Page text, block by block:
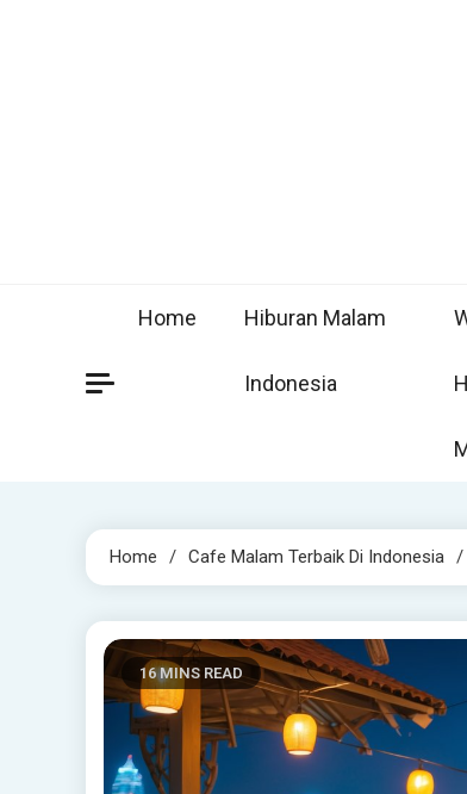
Home Hiburan Malam
Indonesia
Home Cafe Malam Terbaik Di Indonesia
16 MINS READ